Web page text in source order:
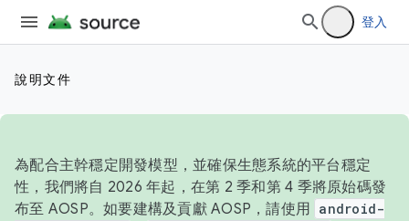
登入
說明文件
為配合主幹穩定開發模型，並確保生態系統的平台穩定
性，我們將自 2026 年起，在第 2 季和第 4 季將原始碼發
布至 AOSP。如要建構及貢獻 AOSP，請使用 android-